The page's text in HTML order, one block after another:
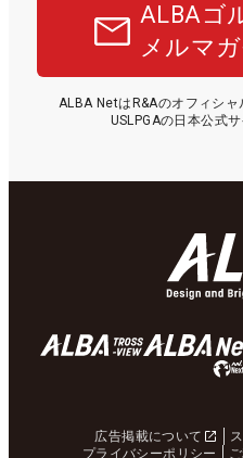
ALBAゴ
メルマ
ALBA NetはR&Aのオフィシ
USLPGAの日本公式
広告掲載について
プライバシーポリシー